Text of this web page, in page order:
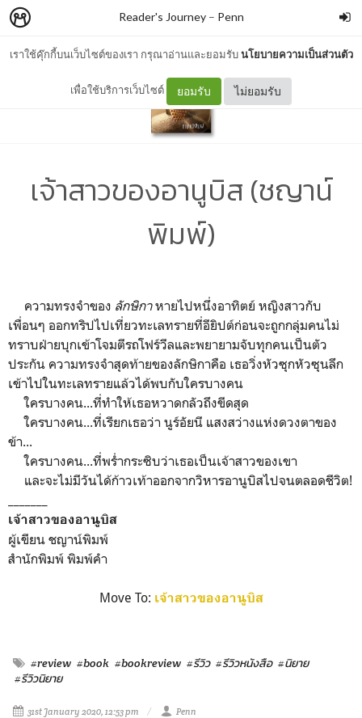
เราใช้คุ๊กกี้บนเว็บไซต์ของเรา กรุณาอ่านและยอมรับนโยบายความเป็นส่วนตัว
เพื่อใช้บริการเว็บไซต์ ยอมรับ ไม่ยอมรับ
Reader's Journey– Penn
เจ้าสาวของอานูบิส (ชญาน์
พิมพ์)
ความทรงจำของ ลักษิกาหายไปหนึ่งอาทิตย์ หญิงสาวกับ
เพื่อนๆ ออกทริปไปเที่ยวทะเลทรายที่อียิปต์ก่อนจะถูกกลุ่มคนไม่
ทราบฝ่ายบุกเข้าโจมตีรถโฟร์วีลและพยายามจับทุกคนเป็นตัว
ประกัน ความทรงจำสุดท้ายของลักษิกาคือ เธอวิ่งหัวซุกหัวซุนลึก
เข้าไปในทะเลทรายแล้วได้พบกับใครบางคน
ใครบางคน...ที่ทำให้เธอหวาดกลัวถึงขีดสุด
ใครบางคน...ที่เรียกเธอว่า นูร์อัยนี แสงสว่างแห่งดวงตาของ
ข้า...
ใครบางคน...ที่พร่ำกระซิบว่าเธอเป็นเจ้าสาวของเขา
และจะไม่มีวันได้ก้าวเท้าออกจากวิหารอานูบิสไปจนตลอดชีวิต!
เจ้าสาวของอานูบิส
ผู้เขียน ชญาน์พิมพ์
สำนักพิมพ์ พิมพ์คำ
Move To: เจ้าสาวของอานูบิส
#review #book #bookreview #รีวิว #รีวิวหนังสือ #นิยาย
#รีวิวนิยาย
31st January 2020, 12:53 pm Penn